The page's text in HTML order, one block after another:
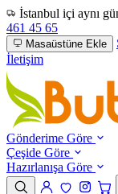
İstanbul içi aynı
461 45 65
Masaüstüne Ekle
İletişim
Gönderime Göre
Çeşide Göre
Hazırlanışa Göre